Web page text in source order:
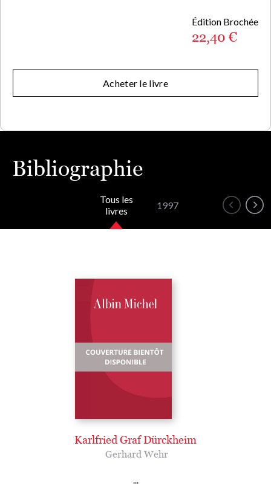
Édition Brochée
22,40 €
Acheter le livre
Bibliographie
Tous les
livres
1997
Karlfried Graf Dürckheim
Gerhard Wehr
...